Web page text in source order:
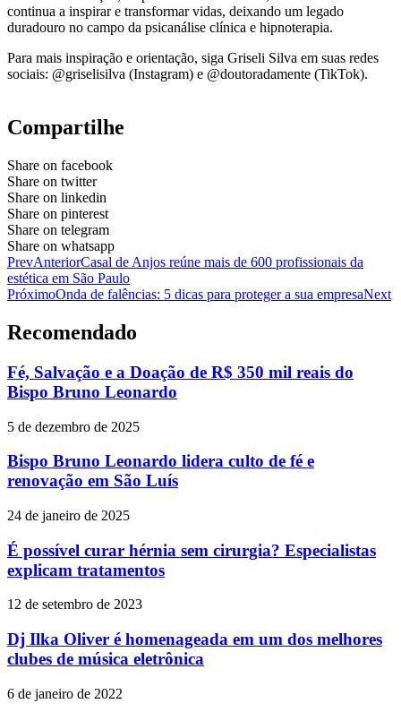
continua a inspirar e transformar vidas, deixando um legado
duradouro no campo da psicanálise clínica e hipnoterapia.
Para mais inspiração e orientação, siga Griseli Silva em suas redes
sociais: @griselisilva (Instagram) e @doutoradamente (TikTok).
Compartilhe
Share on facebook
Share on twitter
Share on linkedin
Share on pinterest
Share on telegram
Share on whatsapp
PrevAnteriorCasal de Anjos reúne mais de 600 profissionais da
estética em São Paulo
PróximoOnda de falências: 5 dicas para proteger a sua empresaNext
Recomendado
Fé, Salvação e a Doação de R$ 350 mil reais do
Bispo Bruno Leonardo
5 de dezembro de 2025
Bispo Bruno Leonardo lidera culto de fé e
renovação em São Luís
24 de janeiro de 2025
É possível curar hérnia sem cirurgia? Especialistas
explicam tratamentos
12 de setembro de 2023
Dj Ilka Oliver é homenageada em um dos melhores
clubes de música eletrônica
6 de janeiro de 2022